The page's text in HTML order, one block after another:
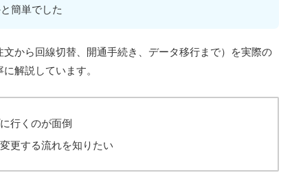
簡単でした
から回線切替、開通手続き、データ移行まで）を実際の
解説しています。
行くのが面倒
更する流れを知りたい